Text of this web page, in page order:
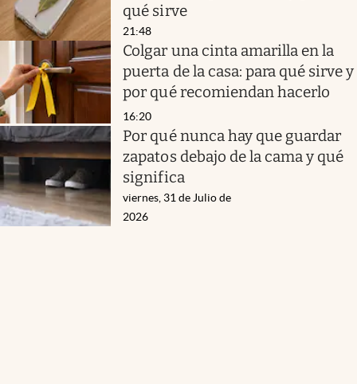
qué sirve
21:48
Colgar una cinta amarilla en la
puerta de la casa: para qué sirve y
por qué recomiendan hacerlo
16:20
Por qué nunca hay que guardar
zapatos debajo de la cama y qué
significa
viernes, 31 de Julio de
2026